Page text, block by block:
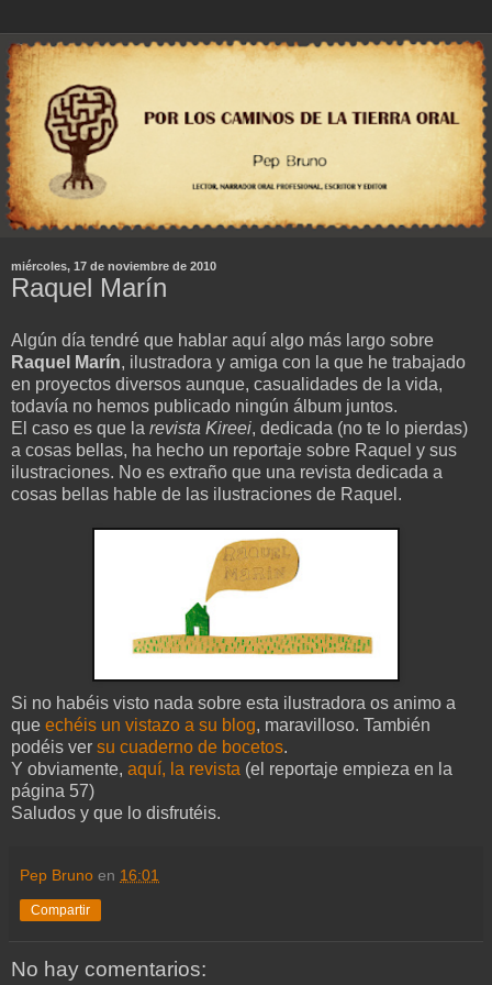
miércoles, 17 de noviembre de 2010
Raquel Marín
Algún día tendré que hablar aquí algo más largo sobre
Raquel Marín, ilustradora y amiga con la que he trabajado
en proyectos diversos aunque, casualidades de la vida,
todavía no hemos publicado ningún álbum juntos.
El caso es que la revista Kireei, dedicada (no te lo pierdas)
a cosas bellas, ha hecho un reportaje sobre Raquel y sus
ilustraciones. No es extraño que una revista dedicada a
cosas bellas hable de las ilustraciones de Raquel.
Si no habéis visto nada sobre esta ilustradora os animo a
que echéis un vistazo a su blog, maravilloso. También
podéis ver su cuaderno de bocetos.
Y obviamente, aquí, la revista (el reportaje empieza en la
página 57)
Saludos y que lo disfrutéis.
Pep Bruno en 16:01
Compartir
No hay comentarios: